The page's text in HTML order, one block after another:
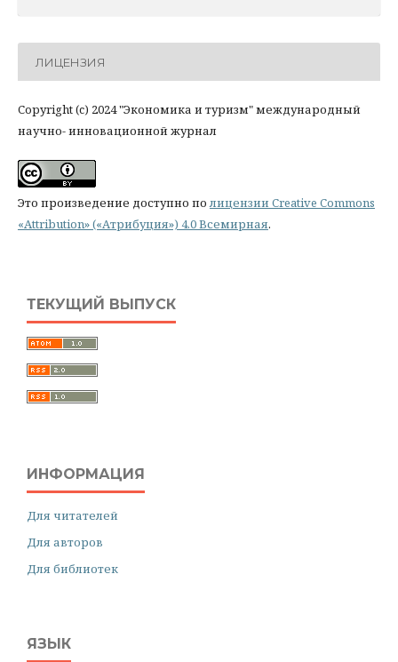
ЛИЦЕНЗИЯ
Copyright (c) 2024 "Экономика и туризм" международный
научно- инновационной журнал
Это произведение доступно по лицензии Creative Commons
«Attribution» («Атрибуция») 4.0 Всемирная.
ТЕКУЩИЙ ВЫПУСК
ИНФОРМАЦИЯ
Для читателей
Для авторов
Для библиотек
ЯЗЫК